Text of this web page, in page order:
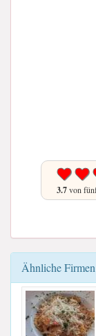
3.7von
Ähnliche